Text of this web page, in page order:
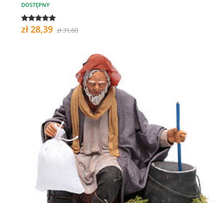
DOSTĘPNY
zł 28,39 zł 31,60